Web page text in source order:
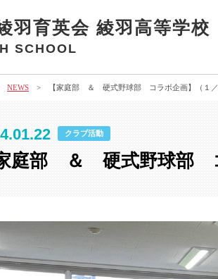
羽育英会 綾羽高等学校
SCHOOL
NEWS > 【家庭部 ＆ 硬式野球部 コラボ企画】（１／
クラブ活動
家庭部 ＆ 硬式野球部